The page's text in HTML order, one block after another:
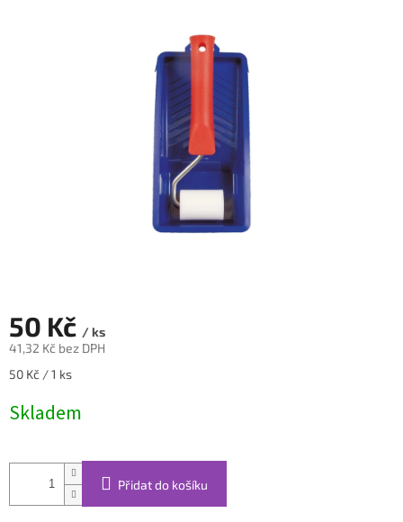
50 Kč / ks
41,32 Kč bez DPH
Měrná
50 Kč / 1 ks
Skladem
Přidat do košíku